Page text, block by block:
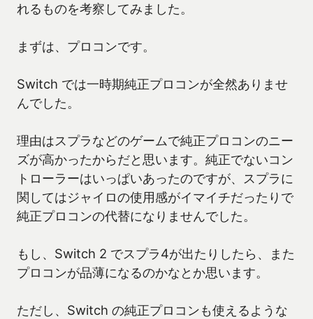
れるものを考察してみました。
まずは、プロコンです。
Switch では一時期純正プロコンが全然ありませ
んでした。
理由はスプラなどのゲームで純正プロコンのニー
ズが高かったからだと思います。純正でないコン
トローラーはいっぱいあったのですが、スプラに
関してはジャイロの使用感がイマイチだったりで
純正プロコンの代替になりませんでした。
もし、Switch 2 でスプラ4が出たりしたら、また
プロコンが品薄になるのかなとか思います。
ただし、Switch の純正プロコンも使えるような